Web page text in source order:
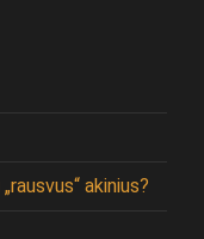
akinius?